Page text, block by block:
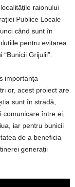
raionului
Publice Locale
când sunt în
pentru evitarea
Grijulii”.
importanța
or, acest proiect are
sunt în stradă,
comunicare între ei,
iar pentru bunicii
de a beneficia
generații